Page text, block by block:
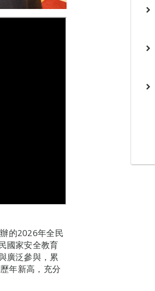
的2026年全民
國家安全教育
廣泛參與，累
年新高，充分